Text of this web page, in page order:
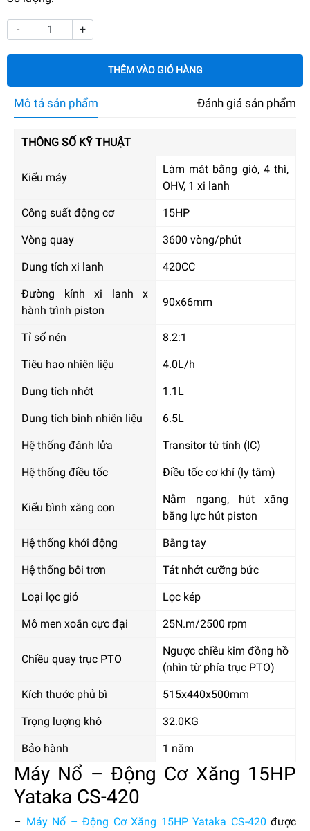
- +
THÊM VÀO GIỎ HÀNG
Mô tả sản phẩm Đánh giá sản phẩm
THÔNG SỐ KỸ THUẬT
Kiểu máy
Làm mát bằng gió, 4 thì,
OHV, 1 xi lanh
Công suất động cơ 15HP
Vòng quay 3600 vòng/phút
Dung tích xi lanh 420CC
Đường kính xi lanh x
hành trình piston
90x66mm
Tỉ số nén 8.2:1
Tiêu hao nhiên liệu 4.0L/h
Dung tích nhớt 1.1L
Dung tích bình nhiên liệu 6.5L
Hệ thống đánh lửa Transitor từ tính (IC)
Hệ thống điều tốc Điều tốc cơ khí (ly tâm)
Kiểu bình xăng con
Nằm ngang, hút xăng
bằng lực hút piston
Hệ thống khởi động Bằng tay
Hệ thống bôi trơn Tát nhớt cưỡng bức
Loại lọc gió Lọc kép
Mô men xoắn cực đại 25N.m/2500 rpm
Chiều quay trục PTO
Ngược chiều kim đồng hồ
(nhìn từ phía trục PTO)
Kích thước phủ bì 515x440x500mm
Trọng lượng khô 32.0KG
Bảo hành 1 năm
Máy Nổ – Động Cơ Xăng 15HP
Yataka CS-420
– Máy Nổ – Động Cơ Xăng 15HP Yataka CS-420 được